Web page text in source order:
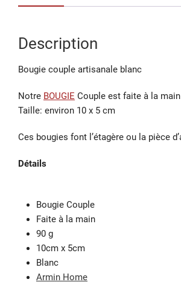
Description
Bougie couple artisanale blanc
Notre BOUGIE Couple est faite à la
Taille: environ 10 x 5 cm
Ces bougies font l’étagère ou la pièce
Détails
Bougie Couple
Faite à la main
90 g
10cm x 5cm
Blanc
Armin Home